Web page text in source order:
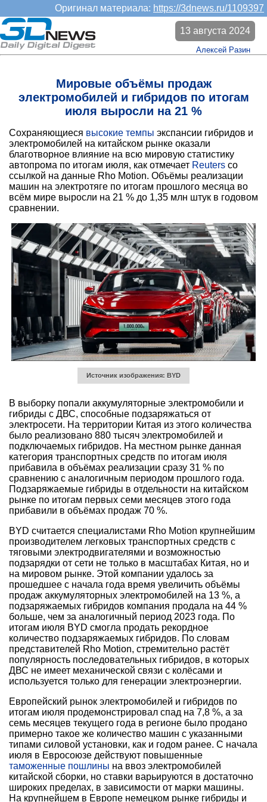
Оригинал материала: https://3dnews.ru/1109397
Мировые объёмы продаж
электромобилей и гибридов по итогам
июля выросли на 21 %
13 августа 2024
Алексей Разин
Сохраняющиеся высокие темпы экспансии гибридов и
электромобилей на китайском рынке оказали
благотворное влияние на всю мировую статистику
автопрома по итогам июля, как отмечает Reuters со
ссылкой на данные Rho Motion. Объёмы реализации
машин на электротяге по итогам прошлого месяца во
всём мире выросли на 21 % до 1,35 млн штук в годовом
сравнении.
Источник изображения: BYD
В выборку попали аккумуляторные электромобили и
гибриды с ДВС, способные подзаряжаться от
электросети. На территории Китая из этого количества
было реализовано 880 тысяч электромобилей и
подключаемых гибридов. На местном рынке данная
категория транспортных средств по итогам июля
прибавила в объёмах реализации сразу 31 % по
сравнению с аналогичным периодом прошлого года.
Подзаряжаемые гибриды в отдельности на китайском
рынке по итогам первых семи месяцев этого года
прибавили в объёмах продаж 70 %.
BYD считается специалистами Rho Motion крупнейшим
производителем легковых транспортных средств с
тяговыми электродвигателями и возможностью
подзарядки от сети не только в масштабах Китая, но и
на мировом рынке. Этой компании удалось за
прошедшее с начала года время увеличить объёмы
продаж аккумуляторных электромобилей на 13 %, а
подзаряжаемых гибридов компания продала на 44 %
больше, чем за аналогичный период 2023 года. По
итогам июля BYD смогла продать рекордное
количество подзаряжаемых гибридов. По словам
представителей Rho Motion, стремительно растёт
популярность последовательных гибридов, в которых
ДВС не имеет механической связи с колёсами и
используется только для генерации электроэнергии.
Европейский рынок электромобилей и гибридов по
итогам июля продемонстрировал спад на 7,8 %, а за
семь месяцев текущего года в регионе было продано
примерно такое же количество машин с указанными
типами силовой установки, как и годом ранее. С начала
июля в Евросоюзе действуют повышенные
таможенные пошлины на ввоз электромобилей
китайской сборки, но ставки варьируются в достаточно
широких пределах, в зависимости от марки машины.
На крупнейшем в Европе немецком рынке гибриды и